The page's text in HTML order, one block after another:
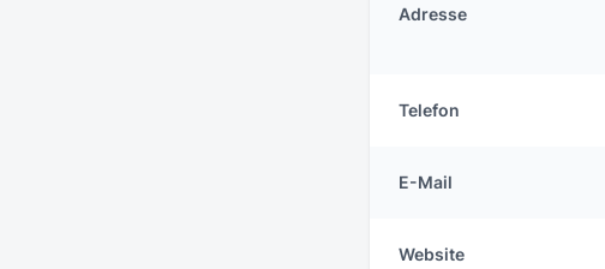
Adresse
Telefon
E-Mail
Website